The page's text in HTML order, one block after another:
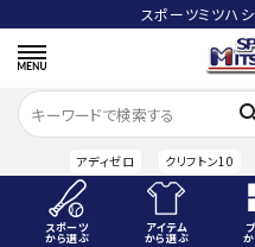
スポーツミツハ
アディゼロ クリフトン10
スポーツ
から選ぶ
アイテム
から選ぶ